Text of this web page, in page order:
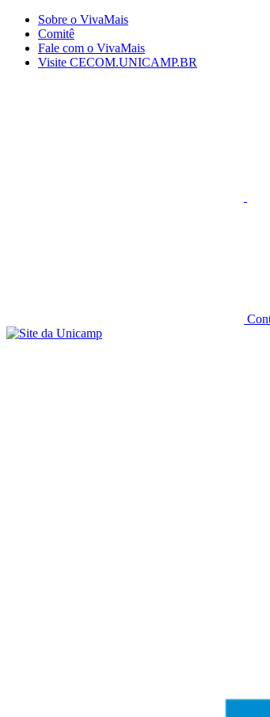
Conteúdo principal Menu principal
Sobre o VivaMais
Comitê
Fale com o VivaMais
Visite CECOM.UNICAMP.BR